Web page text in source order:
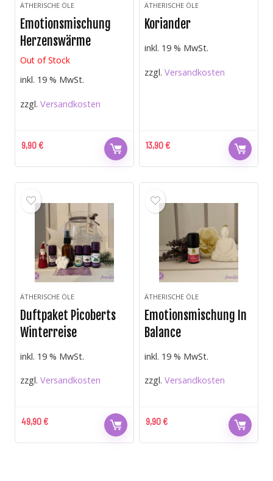
ÄTHERISCHE ÖLE
Emotionsmischung
Herzenswärme
Out of Stock
9,90€
inkl. 19 % MwSt.
zzgl.Versandkosten
ÄTHERISCHE ÖLE
Koriander
13,90€
inkl. 19 % MwSt.
zzgl.Versandkosten
ÄTHERISCHE ÖLE
Duftpaket Picoberts
Winterreise
49,90€
inkl. 19 % MwSt.
zzgl.Versandkosten
ÄTHERISCHE ÖLE
Emotionsmischung In
Balance
9,90€
inkl. 19 % MwSt.
zzgl.Versandkosten